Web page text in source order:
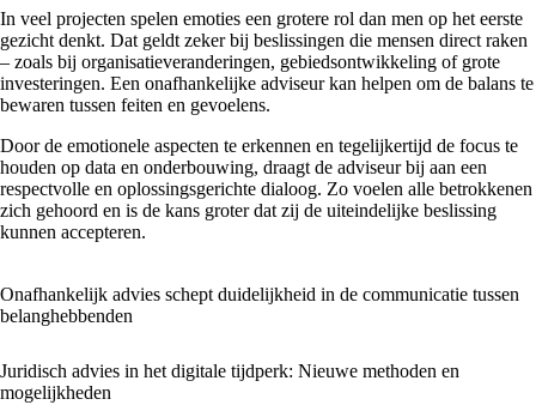
In veel projecten spelen emoties een grotere rol dan men op het eerste
gezicht denkt. Dat geldt zeker bij beslissingen die mensen direct raken
– zoals bij organisatieveranderingen, gebiedsontwikkeling of grote
investeringen. Een onafhankelijke adviseur kan helpen om de balans te
bewaren tussen feiten en gevoelens.
Door de emotionele aspecten te erkennen en tegelijkertijd de focus te
houden op data en onderbouwing, draagt de adviseur bij aan een
respectvolle en oplossingsgerichte dialoog. Zo voelen alle betrokkenen
zich gehoord en is de kans groter dat zij de uiteindelijke beslissing
kunnen accepteren.
Onafhankelijk advies schept duidelijkheid in de communicatie tussen
belanghebbenden
Juridisch advies in het digitale tijdperk: Nieuwe methoden en
mogelijkheden